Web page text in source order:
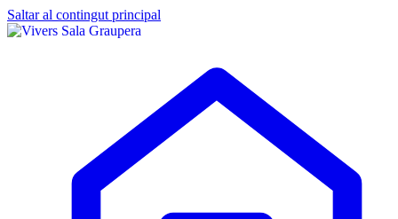
Saltar al contingut principal